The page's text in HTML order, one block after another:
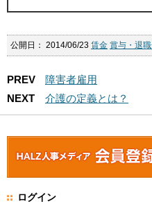
公開日： 2014/06/23 賃金 賞与・退
PREV
障害者雇用
NEXT
介護の定義とは？
ログイン